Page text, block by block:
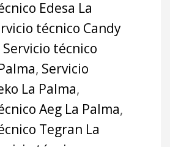
Edesa La
técnico Candy
Servicio técnico
, Servicio
La Palma,
Aeg La Palma,
Tegran La